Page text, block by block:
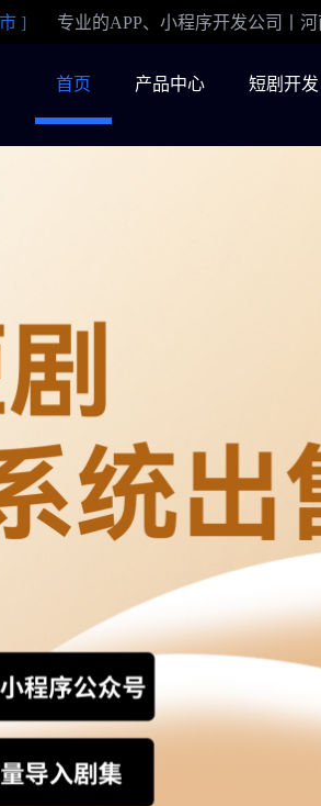
] 专业的APP、小程序开发公司丨
首页 产品中心 短剧开发